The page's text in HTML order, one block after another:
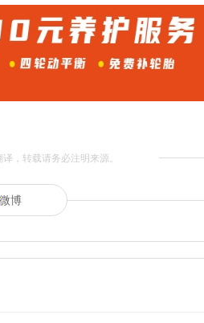
，转载请务必注明来源。
微博